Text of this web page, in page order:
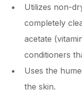
Utilizes non-
completely
acetate
conditioners
Uses the
the skin.